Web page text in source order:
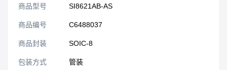
商品型号 SI8621AB-AS
商品编号 C6488037
商品封装 SOIC-8​
包装方式 管装